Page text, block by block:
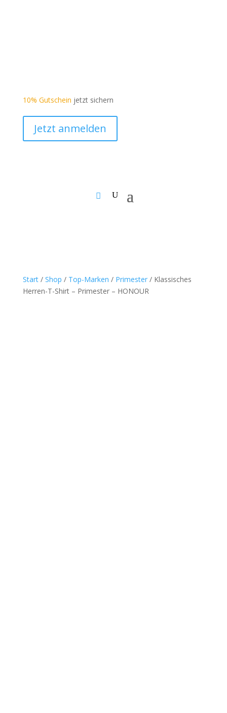
10% Gutschein jetzt sichern
Jetzt anmelden
Start/ Shop / Top-Marken / Primester/ Klassisches
Herren-T-Shirt – Primester – HONOUR